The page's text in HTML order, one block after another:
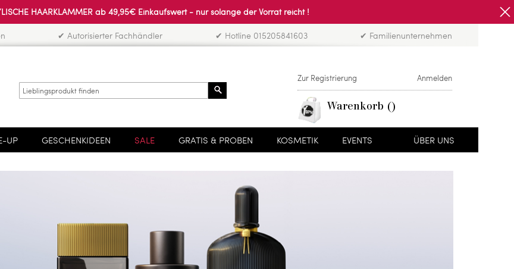
HAARKLAMMER ab 49,95€ Einkaufswert - nur solange der Vorrat reicht !
✔ Autorisierter Fachhändler ✔ Hotline 015205841603 ✔ Familienunternehmen
Zur Registrierung Anmelden
Warenkorb
UP GESCHENKIDEEN SALE GRATIS & PROBEN KOSMETIK EVENTS ÜBER UNS